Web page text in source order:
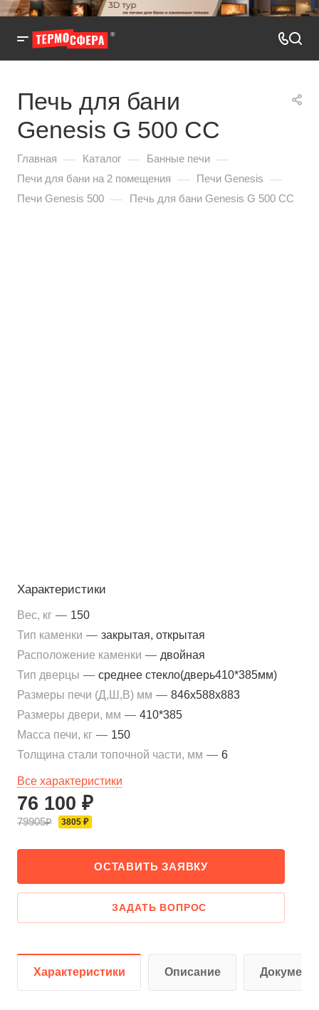
Печь для бани
Genesis G 500 СС
Главная — Каталог — Банные печи —
Печи для бани на 2 помещения — Печи Genesis —
Печи Genesis 500 — Печь для бани Genesis G 500 СС
Характеристики
Вес, кг — 150
Тип каменки — закрытая, открытая
Расположение каменки — двойная
Тип дверцы — среднее стекло(дверь410*385мм)
Размеры печи (Д,Ш,В) мм — 846х588х883
Размеры двери, мм — 410*385
Масса печи, кг — 150
Толщина стали топочной части, мм — 6
Все характеристики
76 100 ₽
79905₽ 3805 ₽
ОСТАВИТЬ ЗАЯВКУ
ЗАДАТЬ ВОПРОС
Характеристики Описание